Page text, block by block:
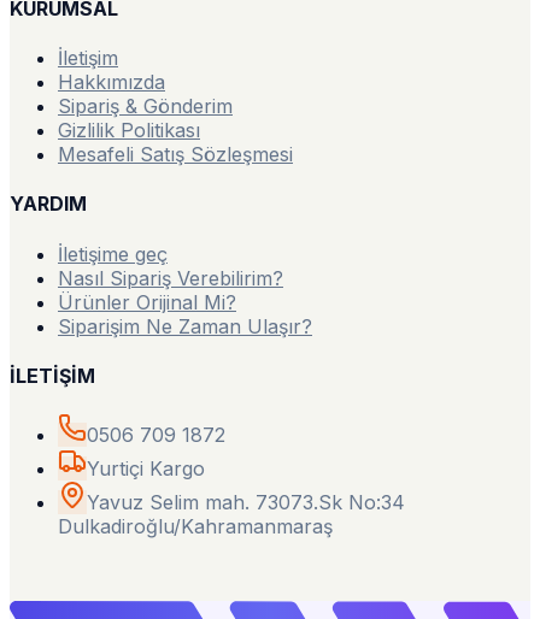
KURUMSAL
İletişim
Hakkımızda
Sipariş & Gönderim
Gizlilik Politikası
Mesafeli Satış Sözleşmesi
YARDIM
İletişime geç
Nasıl Sipariş Verebilirim?
Ürünler Orijinal Mi?
Siparişim Ne Zaman Ulaşır?
İLETİŞİM
0506 709 1872
Yurtiçi Kargo
Yavuz Selim mah. 73073.Sk No:34
Dulkadiroğlu/Kahramanmaraş